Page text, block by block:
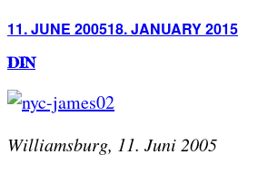
Posted
11. JUNE 200518. JANUARY 2015
DIN
Williamsburg, 11. Juni 2005